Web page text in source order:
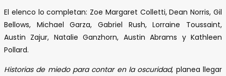
El elenco lo completan: Zoe Margaret Colletti, Dean Norris, Gil
Bellows, Michael Garza, Gabriel Rush, Lorraine Toussaint,
Austin Zajur, Natalie Ganzhorn, Austin Abrams y Kathleen
Pollard.
Historias de miedo para contar en la oscuridad, planea llegar